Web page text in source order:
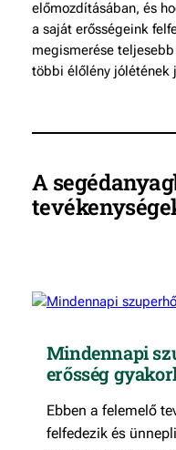
előmozdításában, és
a saját erősségeink
megismerése
többi élőlény jólétének
A
Mindennapi
erősség
Ebben a felemelő
felfedezik és